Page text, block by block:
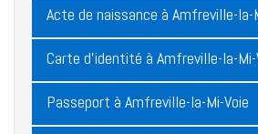
Acte de naissance à Amfreville-la-
Carte d'identité à Amfreville-la-Mi-
Passeport à Amfreville-la-Mi-Voie